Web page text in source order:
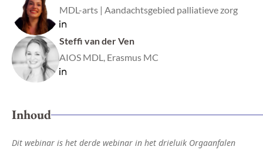
MDL-arts | Aandachtsgebied palliatieve zorg
Steffi van der Ven
AIOS MDL, Erasmus MC
Inhoud
Dit webinar is het derde webinar in het drieluik Orgaanfalen